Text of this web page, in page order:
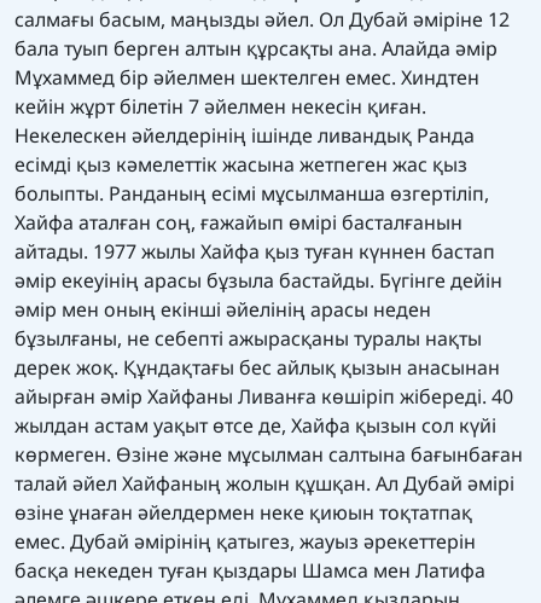
салмағы басым, маңызды әйел. Ол Дубай әміріне 12
бала туып берген алтын құрсақты ана. Алайда әмір
Мұхаммед бір әйелмен шектелген емес. Хиндтен
кейін жұрт білетін 7 әйелмен некесін қиған.
Некелескен әйелдерінің ішінде ливандық Ранда
есімді қыз кәмелеттік жасына жетпеген жас қыз
болыпты. Ранданың есімі мұсылманша өзгертіліп,
Хайфа аталған соң, ғажайып өмірі басталғанын
айтады. 1977 жылы Хайфа қыз туған күннен бастап
әмір екеуінің арасы бұзыла бастайды. Бүгінге дейін
әмір мен оның екінші әйелінің арасы неден
бұзылғаны, не себепті ажырасқаны туралы нақты
дерек жоқ. Құндақтағы бес айлық қызын анасынан
айырған әмір Хайфаны Ливанға көшіріп жібереді. 40
жылдан астам уақыт өтсе де, Хайфа қызын сол күйі
көрмеген. Өзіне және мұсылман салтына бағынбаған
талай әйел Хайфаның жолын құшқан. Ал Дубай әмірі
өзіне ұнаған әйелдермен неке қиюын тоқтатпақ
емес. Дубай әмірінің қатыгез, жауыз әрекеттерін
басқа некеден туған қыздары Шамса мен Латифа